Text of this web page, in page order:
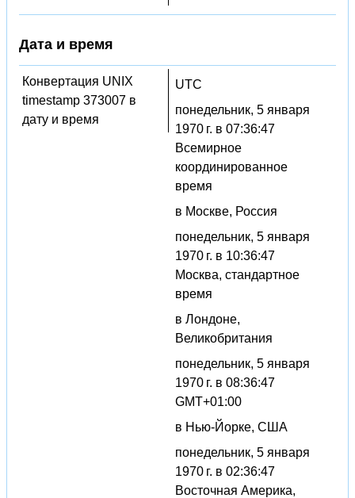
Дата и время
Конвертация UNIX
timestamp 373007 в
дату и время
UTC
понедельник, 5 января
1970 г. в 07:36:47
Всемирное
координированное
время
в Москве, Россия
понедельник, 5 января
1970 г. в 10:36:47
Москва, стандартное
время
в Лондоне,
Великобритания
понедельник, 5 января
1970 г. в 08:36:47
GMT+01:00
в Нью-Йорке, США
понедельник, 5 января
1970 г. в 02:36:47
Восточная Америка,